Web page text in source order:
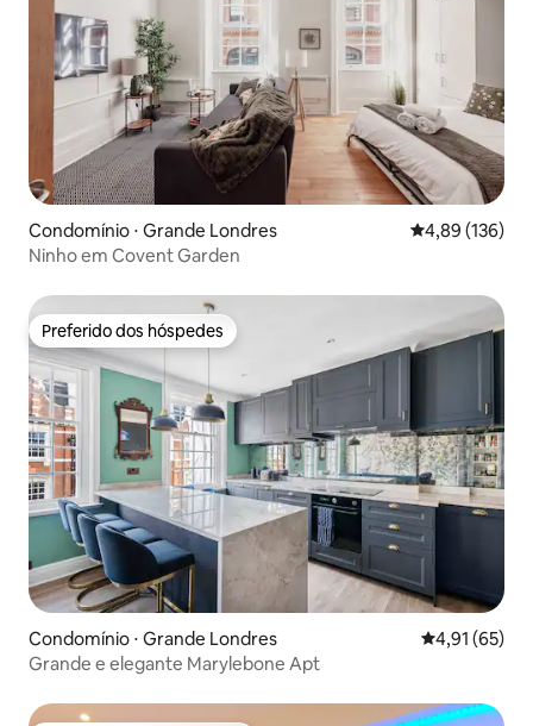
Condomínio ⋅ Grande Londres 4,89 de uma
4,89 (136)
Ninho em Covent Garden
Preferido dos hóspedes
Preferido dos hóspedes
Condomínio ⋅ Grande Londres 4,91 de uma
4,91 (65)
Grande e elegante Marylebone Apt